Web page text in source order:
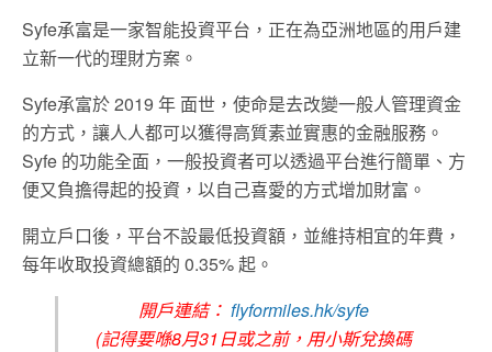
Syfe承富是一家智能投資平台，正在為亞洲地區的用戶建
立新一代的理財方案。
Syfe承富於 2019 年 面世，使命是去改變一般人管理資金
的方式，讓人人都可以獲得高質素並實惠的金融服務。
Syfe 的功能全面，一般投資者可以透過平台進行簡單、方
便又負擔得起的投資，以自己喜愛的方式增加財富。
開立戶口後，平台不設最低投資額，並維持相宜的年費，
每年收取投資總額的 0.35% 起。
開戶連結： flyformiles.hk/syfe
(記得要喺8月31日或之前，用小斯兌換碼